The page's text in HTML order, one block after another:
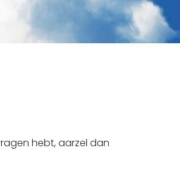
hebt, aarzel dan